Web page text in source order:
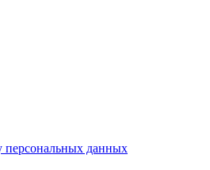
персональных данных